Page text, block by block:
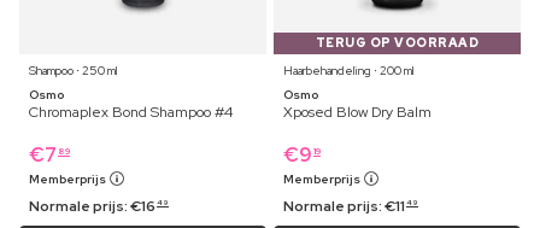
Shampoo ⋅ 250 ml
Osmo
Chromaplex Bond Shampoo #4
€7 89
Memberprijs
Normale prijs:€16 49
TERUG OP VOORRAAD
Haarbehandeling ⋅ 200 ml
Osmo
Xposed Blow Dry Balm
€9 19
Memberprijs
Normale prijs:€11 49